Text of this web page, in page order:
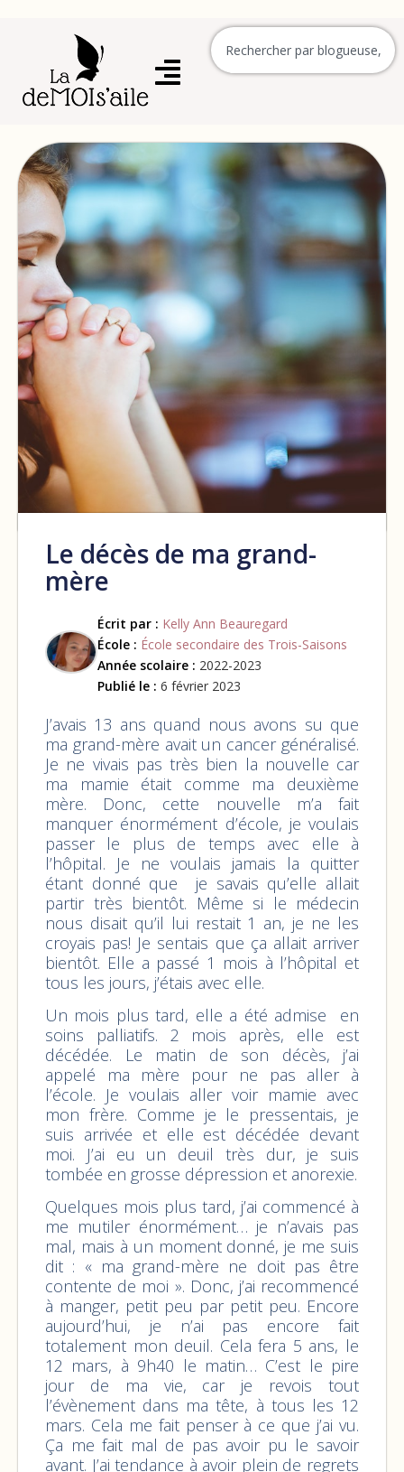
Le décès de ma grand-
mère
Écrit par : Kelly Ann Beauregard
École : École secondaire des Trois-Saisons
Année scolaire : 2022-2023
Publié le : 6 février 2023
J’avais 13 ans quand nous avons su que
ma grand-mère avait un cancer généralisé.
Je ne vivais pas très bien la nouvelle car
ma mamie était comme ma deuxième
mère. Donc, cette nouvelle m’a fait
manquer énormément d’école, je voulais
passer le plus de temps avec elle à
l’hôpital. Je ne voulais jamais la quitter
étant donné que je savais qu’elle allait
partir très bientôt. Même si le médecin
nous disait qu’il lui restait 1 an, je ne les
croyais pas! Je sentais que ça allait arriver
bientôt. Elle a passé 1 mois à l’hôpital et
tous les jours, j’étais avec elle.
Un mois plus tard, elle a été admise en
soins palliatifs. 2 mois après, elle est
décédée. Le matin de son décès, j’ai
appelé ma mère pour ne pas aller à
l’école. Je voulais aller voir mamie avec
mon frère. Comme je le pressentais, je
suis arrivée et elle est décédée devant
moi. J’ai eu un deuil très dur, je suis
tombée en grosse dépression et anorexie.
Quelques mois plus tard, j’ai commencé à
me mutiler énormément… je n’avais pas
mal, mais à un moment donné, je me suis
dit : « ma grand-mère ne doit pas être
contente de moi ». Donc, j’ai recommencé
à manger, petit peu par petit peu. Encore
aujourd’hui, je n’ai pas encore fait
totalement mon deuil. Cela fera 5 ans, le
12 mars, à 9h40 le matin… C’est le pire
jour de ma vie, car je revois tout
l’évènement dans ma tête, à tous les 12
mars. Cela me fait penser à ce que j’ai vu.
Ça me fait mal de pas avoir pu le savoir
avant. J’ai tendance à avoir plein de regrets